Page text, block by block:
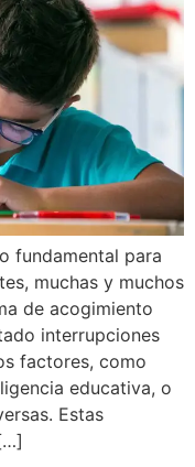
fundamental para
muchas y muchos
de acogimiento
interrupciones
factores, como
educativa, o
Estas